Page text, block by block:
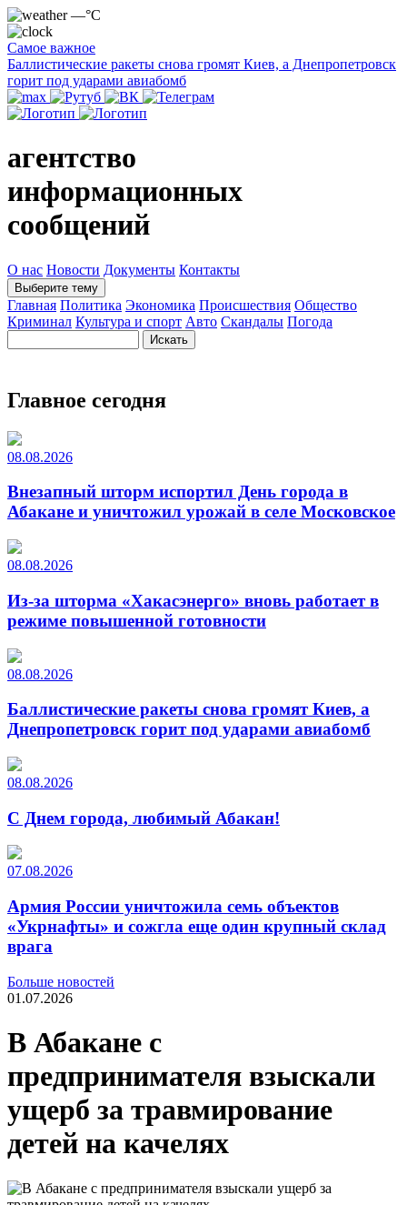
—°C
Самое важное
Баллистические ракеты снова громят Киев, а Днепропетровск
горит под ударами авиабомб
агентство
информационных
сообщений
О нас Новости Документы Контакты
Выберите тему
Главная Политика Экономика Происшествия Общество
Криминал Культура и спорт Авто Скандалы Погода
Главное сегодня
08.08.2026
Внезапный шторм испортил День города в
Абакане и уничтожил урожай в селе Московское
08.08.2026
Из-за шторма «Хакасэнерго» вновь работает в
режиме повышенной готовности
08.08.2026
Баллистические ракеты снова громят Киев, а
Днепропетровск горит под ударами авиабомб
08.08.2026
С Днем города, любимый Абакан!
07.08.2026
Армия России уничтожила семь объектов
«Укрнафты» и сожгла еще один крупный склад
врага
Больше новостей
01.07.2026
В Абакане с
предпринимателя взыскали
ущерб за травмирование
детей на качелях